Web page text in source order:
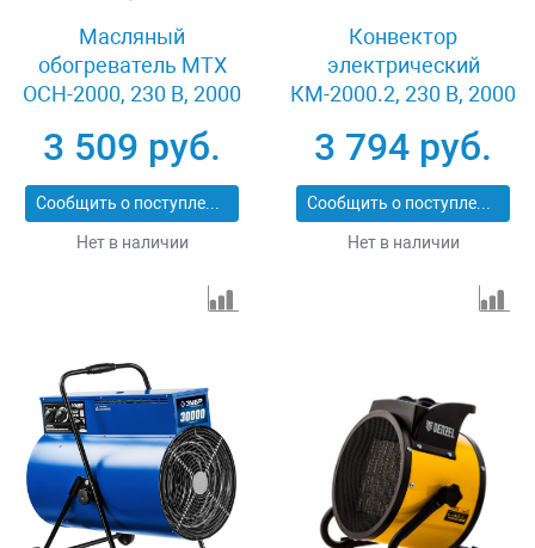
Масляный
обогреватель MTX
OCH-2000, 230 В, 2000
3 509 руб.
Сообщить о поступлении
Нет в наличии
Конвектор
электрический
КМ-2000.2, 230 В, 2000
нагреватель, колеса,
термостат MATRIX
98126
3 794 руб.
Сообщить о поступлении
Нет в наличии